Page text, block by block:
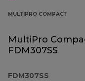
MULTIPRO COMPACT
MultiPro
FDM307SS
FDM307SS